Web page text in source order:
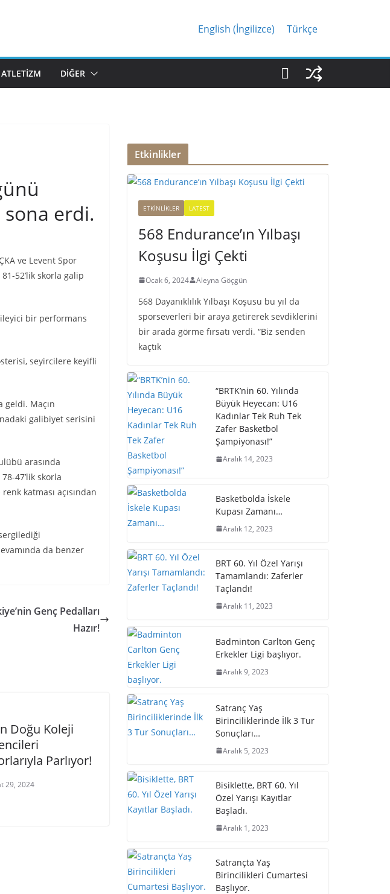
English (İngilizce) Türkçe
ATLETIZM DIĞER
erdi.
ve Levent Spor
52’lik skorla galip
bir performans
seyircilere keyifli
geldi. Maçın
galibiyet serisini
arasında
47’lik skorla
katması açısından
da benzer
Genç Pedalları
Hazır!
Doğu Koleji
Parlıyor!
29, 2024
Etkinlikler
ETKINLIKLER LATEST
568 Endurance’ın Yılbaşı
Koşusu İlgi Çekti
Ocak 6, 2024 Aleyna Göçgün
568 Dayanıklılık Yılbaşı Koşusu bu yıl da
sporseverleri bir araya getirerek sevdiklerini
bir arada görme fırsatı verdi. “Biz senden
kaçtık
“BRTK’nin 60. Yılında
Büyük Heyecan: U16
Kadınlar Tek Ruh Tek
Zafer Basketbol
Şampiyonası!”
Aralık 14, 2023
Basketbolda İskele
Kupası Zamanı…
Aralık 12, 2023
BRT 60. Yıl Özel Yarışı
Tamamlandı: Zaferler
Taçlandı!
Aralık 11, 2023
Badminton Carlton Genç
Erkekler Ligi başlıyor.
Aralık 9, 2023
Satranç Yaş
Birinciliklerinde İlk 3 Tur
Sonuçları…
Aralık 5, 2023
Bisiklette, BRT 60. Yıl
Özel Yarışı Kayıtlar
Başladı.
Aralık 1, 2023
Satrançta Yaş
Birincilikleri Cumartesi
Başlıyor.